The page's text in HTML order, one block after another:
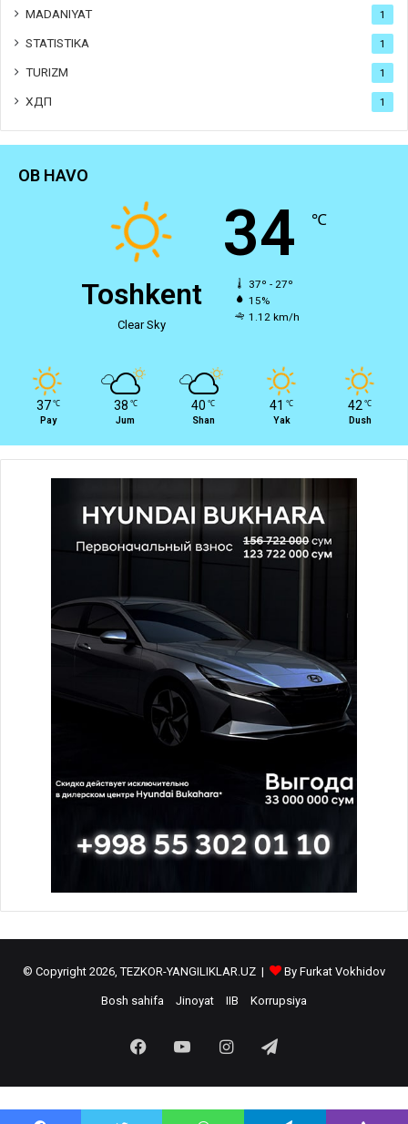
MADANIYAT 1
STATISTIKA 1
TURIZM 1
ХДП 1
OB HAVO
Toshkent
Clear Sky
34 ℃
37º - 27º
15%
1.12 km/h
37 ℃
Pay
38 ℃
Jum
40 ℃
Shan
41 ℃
Yak
42 ℃
Dush
© Copyright 2026, TEZKOR-YANGILIKLAR.UZ | By Furkat Vokhidov
Bosh sahifa Jinoyat IIB Korrupsiya
FacebookYouTubeInstagramTelegram